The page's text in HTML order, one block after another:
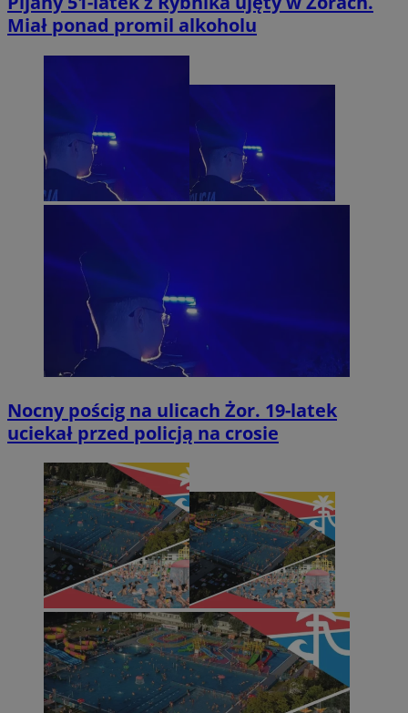
Miał ponad promil alkoholu
Nocny pościg na ulicach Żor. 19-latek
uciekał przed policją na crosie